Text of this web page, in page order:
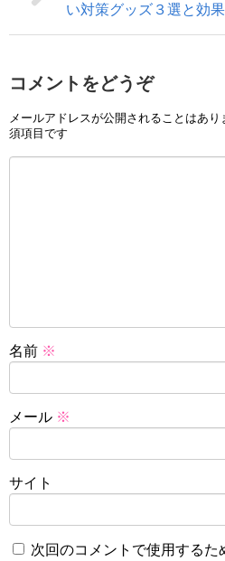
い対策グッズ３選と効
コメントをどうぞ
メールアドレスが公開されることはあり
須項目です
名前 ※
メール ※
サイト
次回のコメントで使用するた